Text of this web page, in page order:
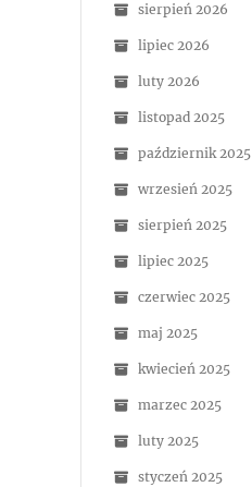
sierpień 2026
lipiec 2026
luty 2026
listopad 2025
październik 2025
wrzesień 2025
sierpień 2025
lipiec 2025
czerwiec 2025
maj 2025
kwiecień 2025
marzec 2025
luty 2025
styczeń 2025